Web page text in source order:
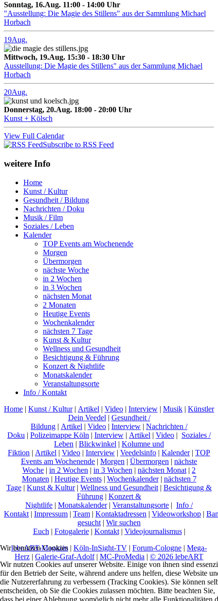
Sonntag, 16.Aug. 11:00 - 14:00 Uhr
"Ausstellung: Die Magie des Stillens" aus der Sammlung Michael
Horbach
19Aug.
Mittwoch, 19.Aug. 15:30 - 18:30 Uhr
Ausstellung: Die Magie des Stillens" aus der Sammlung Michael
Horbach
20Aug.
Donnerstag, 20.Aug. 18:00 - 20:00 Uhr
Kunst + Kölsch
View Full Calendar
Subscribe to RSS Feed
weitere Info
Home
Kunst / Kultur
Gesundheit / Bildung
Nachrichten / Doku
Musik / Film
Soziales / Leben
Kalender
TOP Events am Wochenende
Morgen
Übermorgen
nächste Woche
in 2 Wochen
in 3 Wochen
nächsten Monat
2 Monaten
Heutige Events
Wochenkalender
nächsten 7 Tage
Kunst & Kultur
Wellness und Gesundheit
Besichtigung & Führung
Konzert & Nightlife
Monatskalender
Veranstaltungsorte
Info / Kontakt
Home | Kunst / Kultur| Artikel | Video | Interview | Musik | Künstler
Dein Veedel | Gesundheit /
Bildung | Artikel | Video | Interview | Nachrichten /
Doku | Polizeimappe Köln | Interview | Artikel | Video | Soziales /
Leben | Blickwinkel | Kolumne und
Fiktion | Artikel | Video | Interview | Veedelsinfo | Kalender| TOP
Events am Wochenende | Morgen | Übermorgen | nächste
Woche | in 2 Wochen | in 3 Wochen | nächsten Monat | 2
Monaten | Heutige Events| Wochenkalender| nächsten 7
Tage | Kunst & Kultur| Wellness und Gesundheit | Besichtigung &
Führung | Konzert &
Nightlife | Monatskalender| Veranstaltungsorte | Info /
Kontakt | Impressum | Team | Kontaktadressen | Videoworkshop |
gesucht | Wir suchen
Euch | Fotogalerie| Kontakt| Videojournalismus|
lebeART-Magazin | Köln-InSight-TV | Forum-Cologne | Mega-
Herz | Galerie-Graf-Adolf| MC-ProMedia | © 2026 lebeART
Wir benutzen Cookies
Wir nutzen Cookies auf unserer Website. Einige von ihnen sind
für den Betrieb der Seite, während andere uns helfen, diese Website
die Nutzererfahrung zu verbessern (Tracking Cookies). Sie können
entscheiden, ob Sie die Cookies zulassen möchten. Bitte beachten Sie,
dass bei einer Ablehnung womöglich nicht mehr alle Funktionalitäten